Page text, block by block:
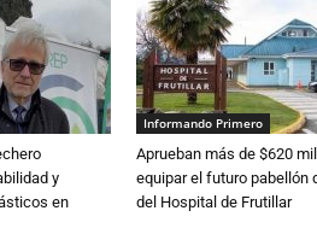
y
en
Informando Primero
Aprueban más de $620
equipar el futuro pabellón
del Hospital de Frutillar